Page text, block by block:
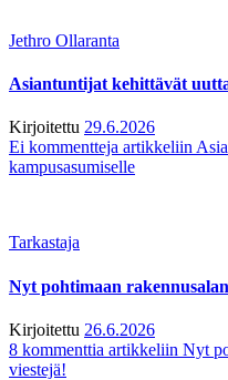
Jethro Ollaranta
Asiantuntijat kehittävät
Kirjoitettu 29.6.2026
Ei kommentteja artikkeliin
kampusasumiselle
Tarkastaja
Nyt pohtimaan
Kirjoitettu 26.6.2026
8 kommenttia artikkeliin Nyt
viestejä!